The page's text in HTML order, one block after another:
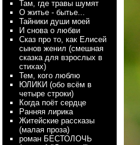
Там, где травы шумят
О житье - бытье...
Тайники души моей
И снова о любви
Сказ про то, как Елисей
сынов женил (смешная
сказка для взрослых в
стихах)
Тем, кого люблю
ЮЛИКИ (обо всём в
четыре строки)
Когда поёт сердце
Ранняя лирика
Житейские рассказы
(малая проза)
роман БЕСТОЛОЧЬ